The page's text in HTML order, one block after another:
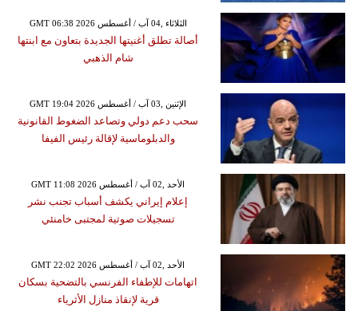
GMT 06:38 2026 الثلاثاء ,04 آب / أغسطس
أصالة تطلق أغنيتها الجديدة بتعاون مع ابنتها
شام الذهبي
GMT 19:04 2026 الإثنين ,03 آب / أغسطس
سحب دعم دولي وتصاعد الضغوط القانونية
والدبلوماسية لإقالة رئيس الفيفا
GMT 11:08 2026 الأحد ,02 آب / أغسطس
إعلام إيراني يكشف أسباب تجنب نشر
تسجيلات صوتية لمجتبى خامنئي
GMT 22:02 2026 الأحد ,02 آب / أغسطس
اتهامات للإطفاء الفرنسي بالتضحية بسكان
قرية لإنقاذ منازل الأثرياء